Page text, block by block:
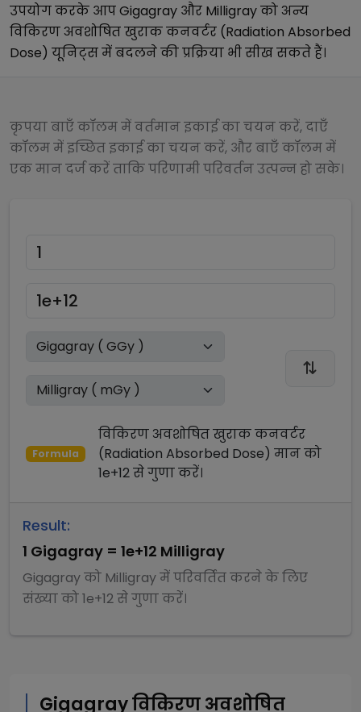
उपयोग करके आपGigagray और Milligrayको अन्य
विकिरण अवशोषित खुराक कनवर्टर (Radiation Absorbed
Dose) यूनिट्स में बदलने की प्रक्रिया भी सीख सकते हैं।
कृपया बाएँ कॉलम में वर्तमान इकाई का चयन करें, दाएँ
कॉलम में इच्छित इकाई का चयन करें, और बाएँ कॉलम में
एक मान दर्ज करें ताकि परिणामी परिवर्तन उत्पन्न हो सके।
Formula
विकिरण अवशोषित खुराक कनवर्टर
(Radiation Absorbed Dose) मान को
1e+12सेगुणाकरें।
Result:
1 Gigagray = 1e+12 Milligray
Gigagrayको Milligrayमें परिवर्तित करने के लिए
संख्या को1e+12सेगुणाकरें।
Gigagrayविकिरण अवशोषित